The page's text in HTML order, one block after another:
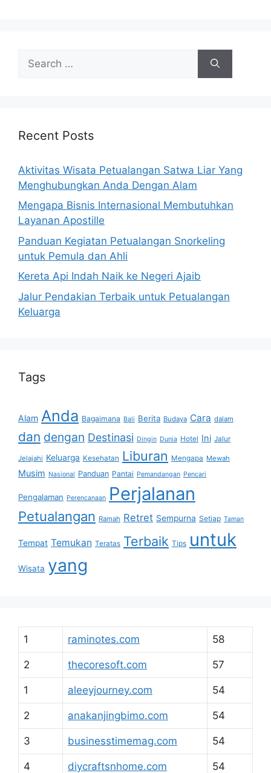
for:
Recent Posts
Aktivitas Wisata Petualangan Satwa Liar Yang
Menghubungkan Anda Dengan Alam
Mengapa Bisnis Internasional Membutuhkan
Layanan Apostille
Panduan Kegiatan Petualangan Snorkeling
untuk Pemula dan Ahli
Kereta Api Indah Naik ke Negeri Ajaib
Jalur Pendakian Terbaik untuk Petualangan
Keluarga
Tags
Alam Anda Bagaimana Bali Berita Budaya Cara dalam
dan dengan Destinasi Dingin Dunia Hotel Ini Jalur
Jelajahi Keluarga Kesehatan Liburan Mengapa Mewah
Musim Nasional Panduan Pantai Pemandangan Pencari
Pengalaman Perencanaan Perjalanan
Petualangan Ramah Retret Sempurna Setiap Taman
Tempat Temukan Teratas Terbaik Tips untuk
Wisata yang
1 raminotes.com 58
2 thecoresoft.com 57
1 aleeyjourney.com 54
2 anakanjingbimo.com 54
3 businesstimemag.com 54
4 diycraftsnhome.com 54